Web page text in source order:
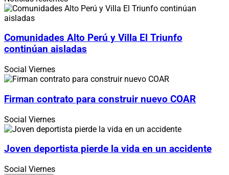
Comunidades Alto Perú y Villa El Triunfo
continúan aisladas
Social Viernes
Firman contrato para construir nuevo COAR
Social Viernes
Joven deportista pierde la vida en un accidente
Social Viernes